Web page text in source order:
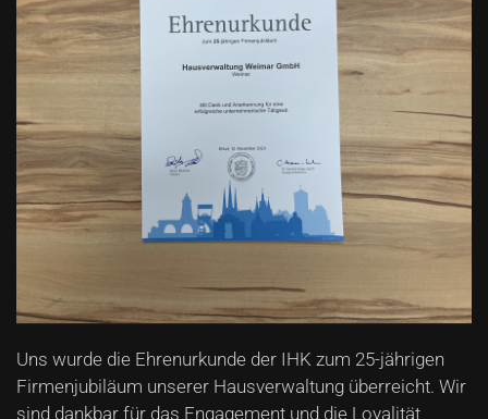
Uns wurde die Ehrenurkunde der IHK zum 25-jährigen
Firmenjubiläum unserer Hausverwaltung überreicht. Wir
sind dankbar für das Engagement und die Loyalität